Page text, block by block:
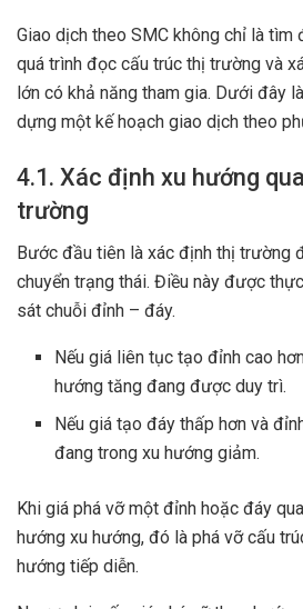
Giao dịch theo SMC không chỉ là tìm
quá trình đọc cấu trúc thị trường và
lớn có khả năng tham gia. Dưới đây
dựng một kế hoạch giao dịch theo
4.1. Xác định xu hướng
trường
Bước đầu tiên là xác định thị trường
chuyển trạng thái. Điều này được
sát chuỗi đỉnh – đáy.
Nếu giá liên tục tạo đỉnh cao
hướng tăng đang được duy trì.
Nếu giá tạo đáy thấp hơn và
đang trong xu hướng giảm.
Khi giá phá vỡ một đỉnh hoặc đáy
hướng xu hướng, đó là phá vỡ cấu
hướng tiếp diễn.